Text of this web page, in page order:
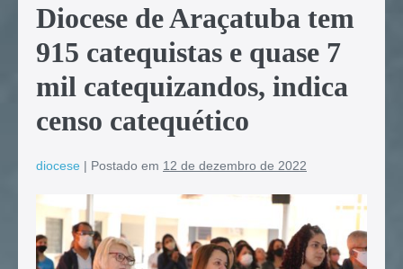
Diocese de Araçatuba tem
915 catequistas e quase 7
mil catequizandos, indica
censo catequético
diocese | Postado em 12 de dezembro de 2022